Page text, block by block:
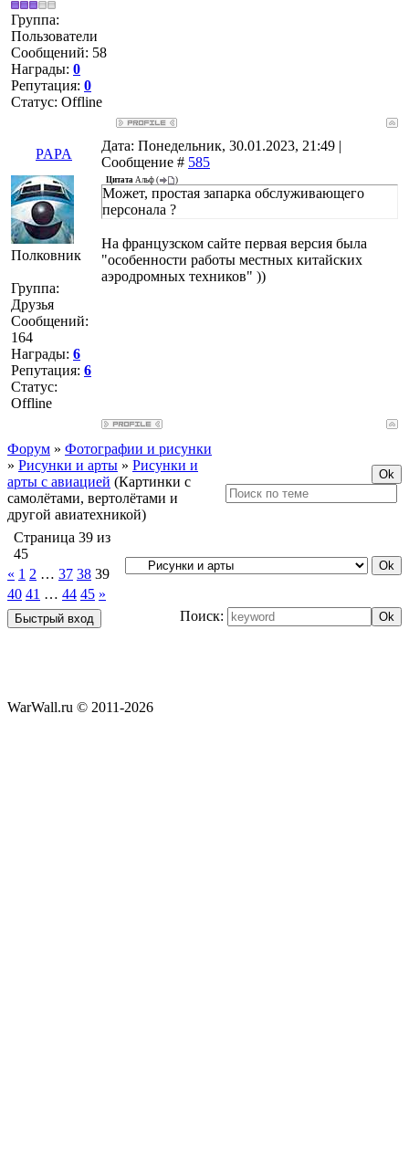
Группа:
Пользователи
Сообщений: 58
Награды: 0
Репутация: 0
Статус: Offline
PAPA
Дата: Понедельник, 30.01.2023, 21:49 |
Сообщение # 585
Полковник
Группа:
Друзья
Сообщений:
164
Награды: 6
Репутация: 6
Статус:
Offline
Цитата Альф ( )
Может, простая запарка обслуживающего
персонала ?
На французском сайте первая версия была
"особенности работы местных китайских
аэродромных техников" ))
Форум » Фотографии и рисунки
» Рисунки и арты » Рисунки и
арты с авиацией (Картинки с
самолётами, вертолётами и
другой авиатехникой)
Страница 39 из
45
« 1 2 … 37 38 39
40 41 … 44 45 »
Поиск:
WarWall.ru © 2011-2026